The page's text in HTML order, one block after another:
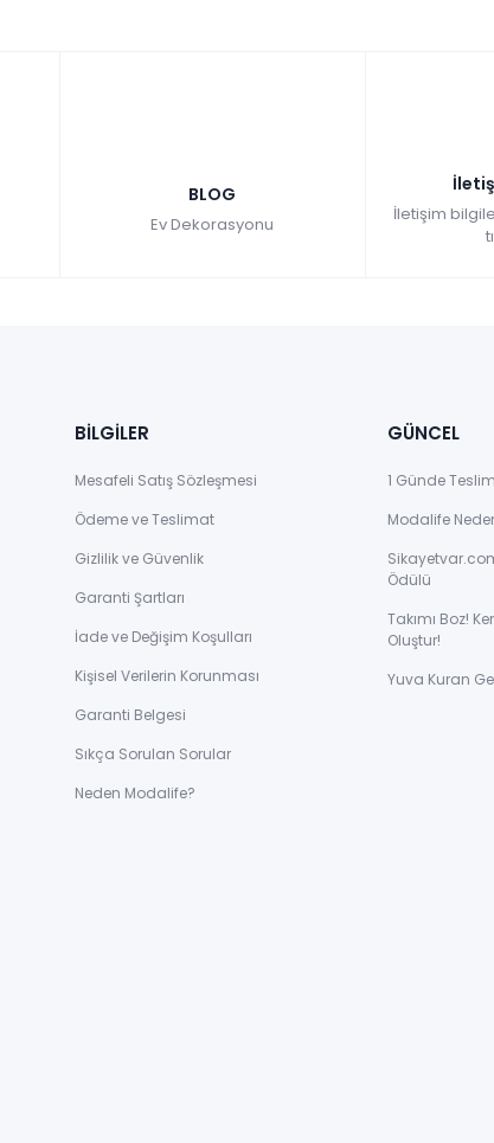
BLOG
Ev Dekorasyonu
İletişim
BİLGİLER
Mesafeli Satış Sözleşmesi
Ödeme ve Teslimat
Gizlilik ve Güvenlik
Garanti Şartları
İade ve Değişim Koşulları
Kişisel Verilerin Korunması
Garanti Belgesi
Sıkça Sorulan Sorular
Neden Modalife?
GÜNCEL
1 Günde Teslim
Modalife
Ödülü
Takımı Boz!
Oluştur!
Yuva Kuran